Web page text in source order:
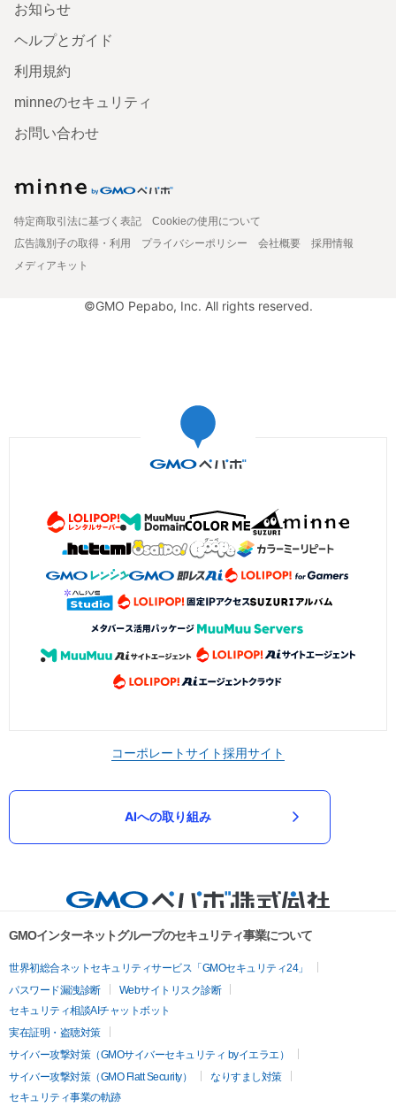
お知らせ
ヘルプとガイド
利用規約
minneのセキュリティ
お問い合わせ
特定商取引法に基づく表記
Cookieの使用について
広告識別子の取得・利用
プライバシーポリシー 会社概要
採用情報
メディアキット
©GMO Pepabo, Inc. All rights reserved.
コーポレートサイト採用サイト
AIへの取り組み
GMOインターネットグループのセキュリティ事業について
世界初総合ネットセキュリティサービス「GMOセキュリティ24」
パスワード漏洩診断
Webサイトリスク診断
セキュリティ相談AIチャットボット
実在証明・盗聴対策
サイバー攻撃対策（GMOサイバーセキュリティ byイエラエ）
サイバー攻撃対策（GMO Flatt Security）
なりすまし対策
セキュリティ事業の軌跡